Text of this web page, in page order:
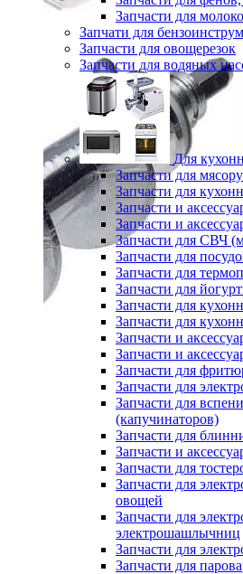
Запчасти для
Запчати для
Запчасти для овощерезок
Запчасти для водяных
Для
Запчасти для
Запчасти для
Запчасти и
Запчасти и
Запчасти для СВЧ
Запчасти для
Запчасти для
Запчасти для
Запчасти для
Запчасти для
Запчасти и
Запчасти и
Запчасти для
Запчасти для
Запчасти для
(капучинаторов)
Запчасти для
Запчасти и
Запчасти для
Запчасти для
овощей
Запчасти для
электрошашлычниц
Запчасти для
Запчасти для